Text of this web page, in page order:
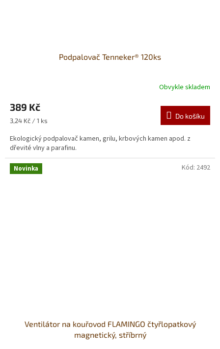
Podpalovač Tenneker® 120ks
Obvykle skladem
389 Kč
Měrná
3,24 Kč / 1 ks
Do košíku
Ekologický podpalovač kamen, grilu, krbových kamen apod. z
dřevité vlny a parafinu.
Novinka
Ventilátor na kouřovod FLAMINGO čtyřlopatkový
magnetický, stříbrný
Kód: 2492